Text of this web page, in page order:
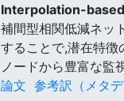
Interpolation-
補間型相関低減ネッ
することで,潜在特徴
ノードから豊富な監
論文 参考訳（メタデ